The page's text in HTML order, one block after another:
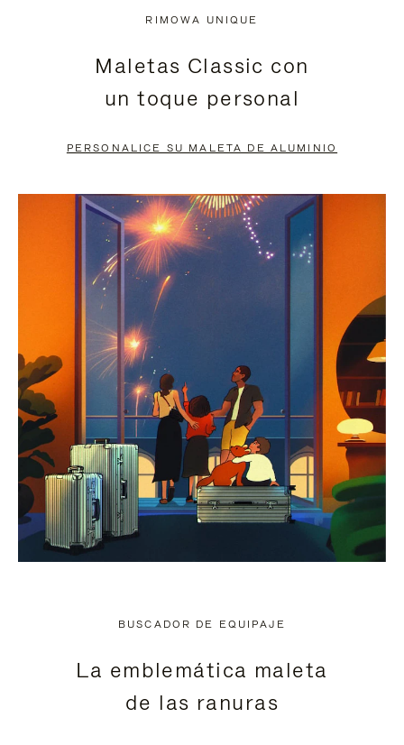
PAUSADO,
PULSE
PARA
ESTÁ
DESACTIVADO:
PULSE
ACTIVARLO.
RIMOWA UNIQUE
Maletas Classic con
un toque personal
PERSONALICE SU MALETA DE ALUMINIO
BUSCADOR DE EQUIPAJE
La emblemática maleta
de las ranuras